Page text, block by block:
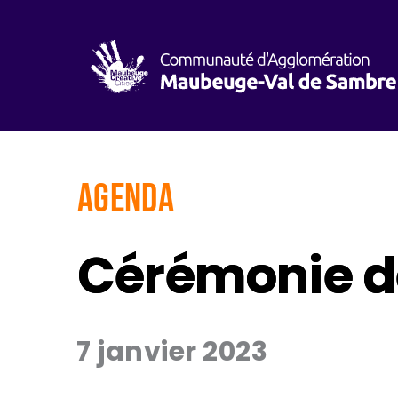
AGENDA
Cérémonie
7 janvier 2023